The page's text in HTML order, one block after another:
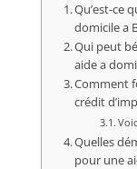
Qu’est-ce
domicile a
Qui peut
aide a
Comment
crédit
Quelles
pour une